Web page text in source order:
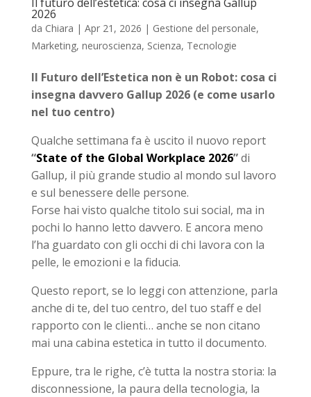
2026
da Chiara | Apr 21, 2026 | Gestione del personale,
Marketing, neuroscienza, Scienza, Tecnologie
Il Futuro dell’Estetica non è un Robot: cosa ci
insegna davvero Gallup 2026 (e come usarlo
nel tuo centro)
Qualche settimana fa è uscito il nuovo report
“State of the Global Workplace 2026”di
Gallup, il più grande studio al mondo sul lavoro
e sul benessere delle persone.
Forse hai visto qualche titolo sui social, ma in
pochi lo hanno letto davvero. E ancora meno
l’ha guardato con gli occhi di chi lavora con la
pelle, le emozioni e la fiducia.
Questo report, se lo leggi con attenzione, parla
anche di te, del tuo centro, del tuo staff e del
rapporto con le clienti… anche se non citano
mai una cabina estetica in tutto il documento.
Eppure, tra le righe, c’è tutta la nostra storia: la
disconnessione, la paura della tecnologia, la